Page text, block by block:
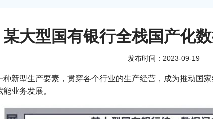
某大型国有银行全栈国产化
发布时间：2023-09-19
新型生产要素，贯穿各个行业的生产经营，成为推动国
业务发展。